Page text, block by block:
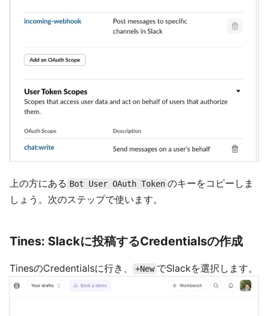
上の方にある Bot User OAuth Token のキーをコピーしま
しょう。次のステップで使います。
Tines: Slackに投稿するCredentialsの作成
TinesのCredentialsに行き、 +New でSlackを選択します。